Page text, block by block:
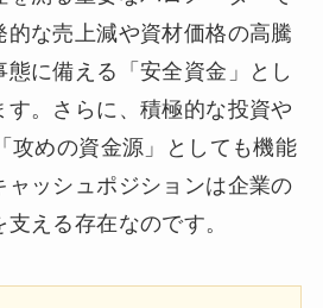
な売上減や資材価格の高騰
に備える「安全資金」とし
す。さらに、積極的な投資や
攻めの資金源」としても機能
ャッシュポジションは企業の
える存在なのです。